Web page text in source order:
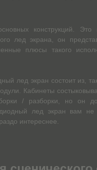
конструкций.
лед экрана, он
плюсы такого
лед экран состоит из,
Кабинеты
/ разборки, но он
лед экран вам
интереснее.